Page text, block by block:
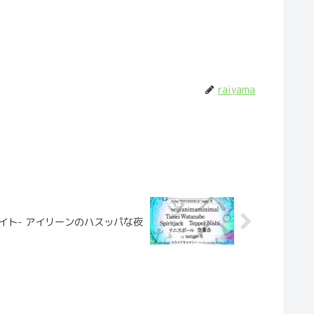
raiyama
- アイリーンのハスッパな夜